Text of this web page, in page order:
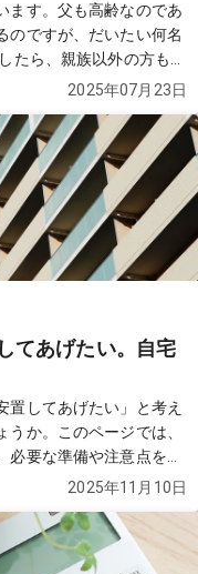
ます。父も高齢なのであ
のですが、だいたい何名
断りした方がよろしいで
2025年07月23日
てあげたい。自宅
置してあげたい」と考え
か。このページでは、
要な準備や注意点を解
2025年11月10日